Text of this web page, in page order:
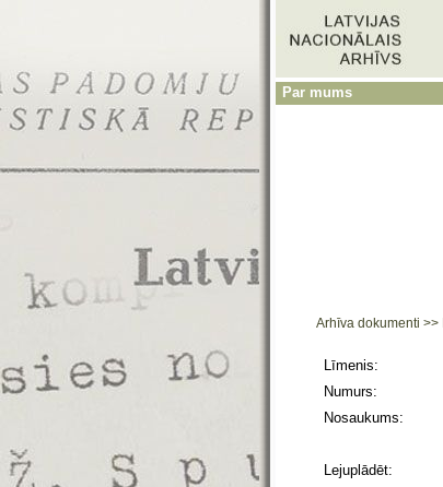
Par mums
Arhīva dokumenti >>
Līmenis:
Numurs:
Nosaukums:
Lejuplādēt: